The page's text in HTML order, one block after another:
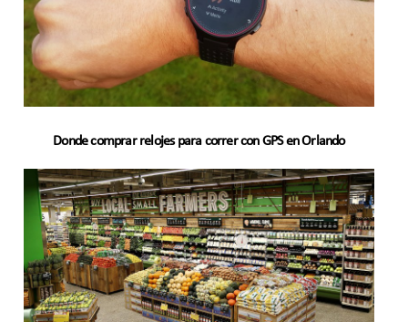
Donde comprar relojes para correr con GPS en Orlando